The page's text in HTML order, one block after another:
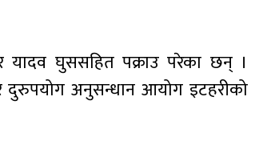
यादव घुससहित पक्राउ परेका छन् ।
दुरुपयोग अनुसन्धान आयोग इटहरीको